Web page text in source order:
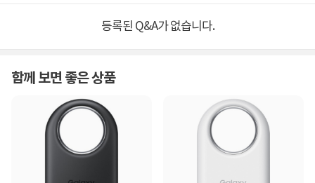
등록된 Q&A가 없습니다.
함께 보면 좋은 상품